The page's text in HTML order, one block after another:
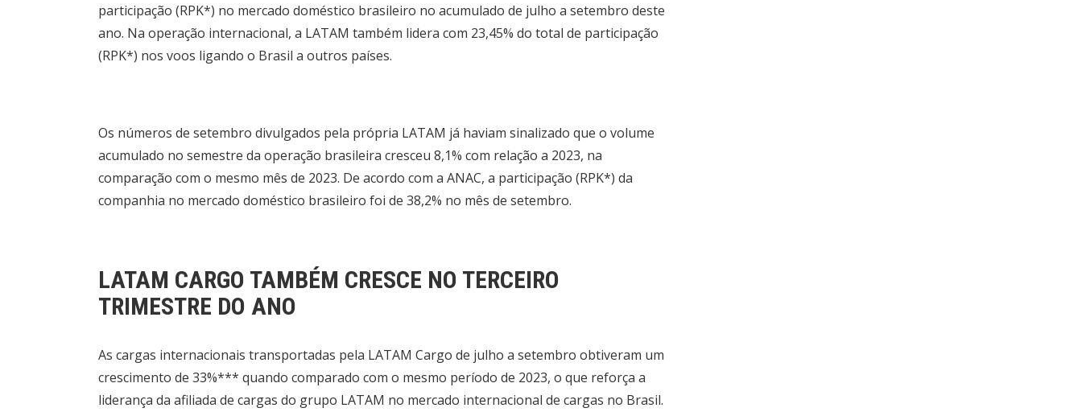
participação (RPK*) no mercado doméstico brasileiro no acumulado de julho a setembro deste
ano. Na operação internacional, a LATAM também lidera com 23,45% do total de participação
(RPK*) nos voos ligando o Brasil a outros países.
Os números de setembro divulgados pela própria LATAM já haviam sinalizado que o volume
acumulado no semestre da operação brasileira cresceu 8,1% com relação a 2023, na
comparação com o mesmo mês de 2023. De acordo com a ANAC, a participação (RPK*) da
companhia no mercado doméstico brasileiro foi de 38,2% no mês de setembro.
LATAM CARGO TAMBÉM CRESCE NO TERCEIRO
TRIMESTRE DO ANO
As cargas internacionais transportadas pela LATAM Cargo de julho a setembro obtiveram um
crescimento de 33%*** quando comparado com o mesmo período de 2023, o que reforça a
liderança da afiliada de cargas do grupo LATAM no mercado internacional de cargas no Brasil.